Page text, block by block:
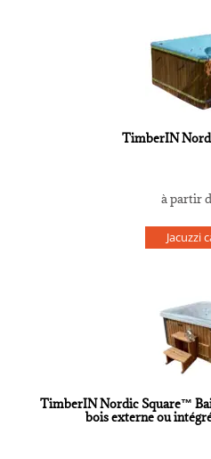
TimberIN
à partir
Jacuzzi
TimberIN Nordic Square™
bois externe ou